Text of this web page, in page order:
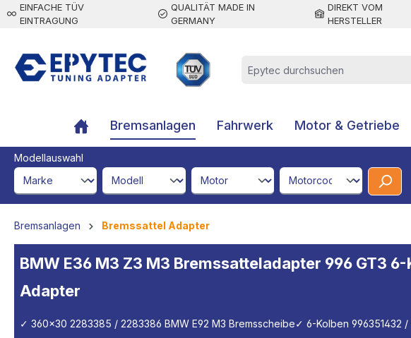
springen
EINFACHE TÜV
EINTRAGUNG
QUALITÄT MADE IN
GERMANY
DIREKT VOM
HERSTELLER
Bremsanlagen Fahrwerk Motor & Getriebe
Modellauswahl
brandId
modelId engineId engineCodeId
Bremsanlagen Bremssattel Adapter
BMW E36 M3 Z3 M3 Bremssatteladapter 996 GT3
Adapter
✓ 360x30 2283385 / 2283386 BMW E92 M3 Bremsscheibe✓ 6-Kolben 996351432 /